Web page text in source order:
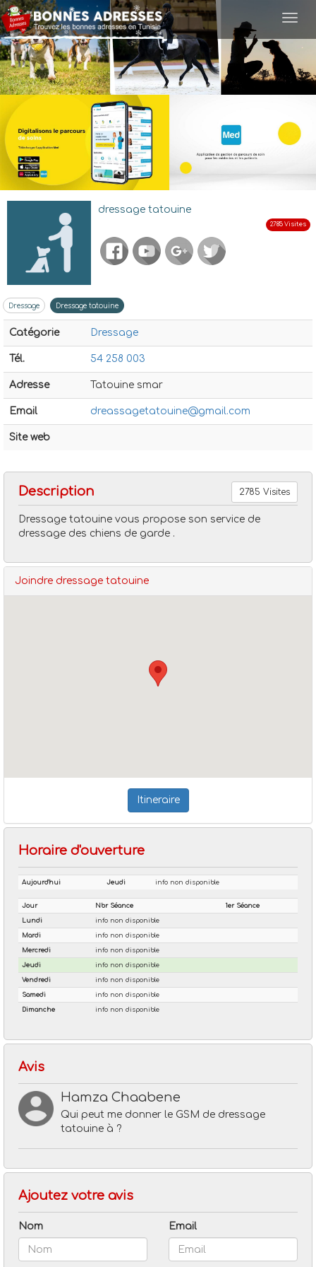
dressage tatouine
Dressage
Catégorie Dressage
Tél. 54 258 003
Adresse Tatouine smar
Email dreassagetatouine@gmail.com
Site web
Description 2785 Visites
Dressage tatouine vous propose son service de
dressage des chiens de garde .
Joindre dressage tatouine
Itineraire
Horaire d'ouverture
Avis
Hamza Chaabene
Qui peut me donner le GSM de dressage
tatouine à ?
Ajoutez votre avis
Nom Email